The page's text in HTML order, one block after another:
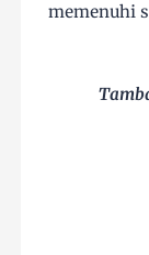
memenuhi